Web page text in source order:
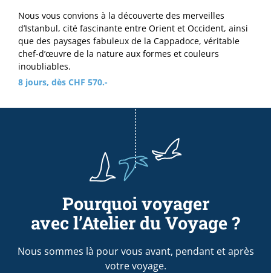
Nous vous convions à la découverte des merveilles
d’Istanbul, cité fascinante entre Orient et Occident, ainsi
que des paysages fabuleux de la Cappadoce, véritable
chef-d’œuvre de la nature aux formes et couleurs
inoubliables.
8 jours, dès CHF 570.-
Pourquoi voyager
avec l’Atelier du Voyage ?
Nous sommes là pour vous avant, pendant et après
votre voyage.